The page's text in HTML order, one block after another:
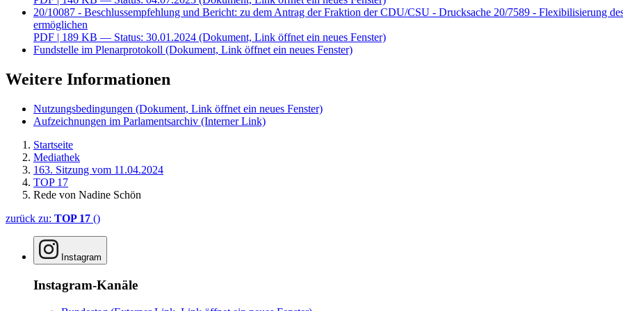
20/10087 - Beschlussempfehlung und Bericht: zu dem Antrag der Fraktion der CDU/CSU - Drucksache 20/7589 - Flexibilisierung
ermöglichen
PDF | 189 KB — Status: 30.01.2024 (Dokument, Link öffnet ein neues Fenster)
Fundstelle im Plenarprotokoll (Dokument, Link öffnet ein neues Fenster)
Weitere Informationen
Nutzungsbedingungen (Dokument, Link öffnet ein neues Fenster)
Aufzeichnungen im Parlamentsarchiv (Interner Link)
Startseite
Mediathek
163. Sitzung vom 11.04.2024
TOP 17
Rede von Nadine Schön
zurück zu: TOP 17 ()
Instagram
Instagram-Kanäle